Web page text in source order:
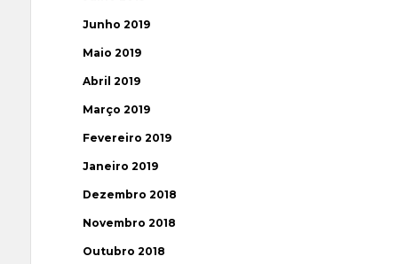
Junho 2019
Maio 2019
Abril 2019
Março 2019
Fevereiro 2019
Janeiro 2019
Dezembro 2018
Novembro 2018
Outubro 2018